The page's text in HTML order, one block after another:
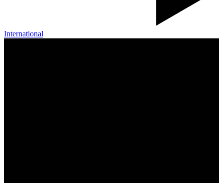
International